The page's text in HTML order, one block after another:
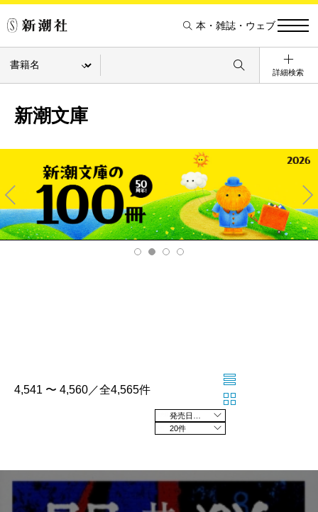
本・雑誌・ウェブ
詳細検索
新潮文庫
Pre
v
Ne
xt
4,541 〜 4,560／全4,565件
20件